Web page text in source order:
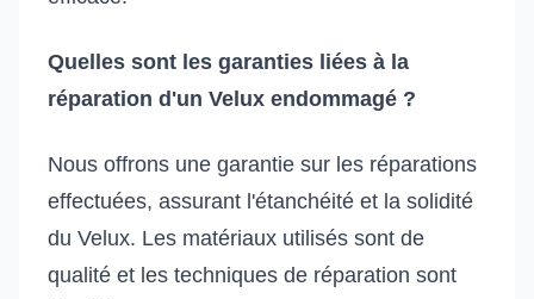
Quelles sont les garanties liées à la
réparation d'un Velux endommagé ?
Nous offrons une garantie sur les réparations
effectuées, assurant l'étanchéité et la solidité
du Velux. Les matériaux utilisés sont de
qualité et les techniques de réparation sont